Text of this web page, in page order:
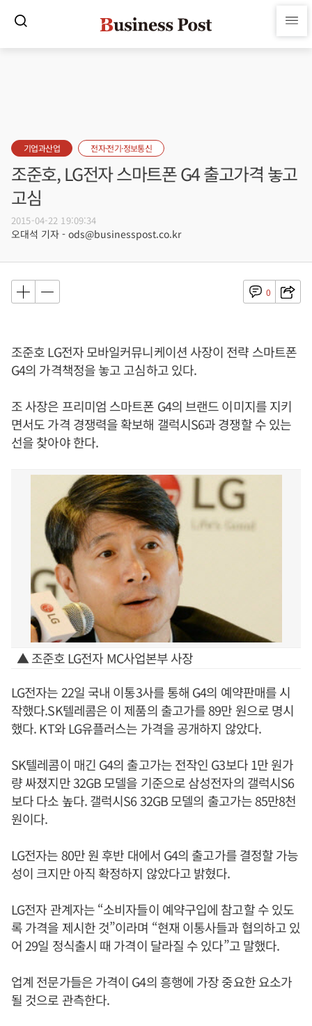
기업과산업 전자·전기·정보통신
조준호, LG전자 스마트폰 G4 출고가격 놓고
고심
2015-04-22 19:09:34
오대석 기자 - ods@businesspost.co.kr
0
조준호 LG전자 모바일커뮤니케이션 사장이 전략 스마트폰
G4의 가격책정을 놓고 고심하고 있다.
조 사장은 프리미엄 스마트폰 G4의 브랜드 이미지를 지키
면서도 가격 경쟁력을 확보해 갤럭시S6과 경쟁할 수 있는
선을 찾아야 한다.
▲ 조준호 LG전자 MC사업본부 사장
LG전자는 22일 국내 이통3사를 통해 G4의 예약판매를 시
작했다.SK텔레콤은 이 제품의 출고가를 89만 원으로 명시
했다. KT와 LG유플러스는 가격을 공개하지 않았다.
SK텔레콤이 매긴 G4의 출고가는 전작인 G3보다 1만 원가
량 싸졌지만 32GB 모델을 기준으로 삼성전자의 갤럭시S6
보다 다소 높다. 갤럭시S6 32GB 모델의 출고가는 85만8천
원이다.
LG전자는 80만 원 후반 대에서 G4의 출고가를 결정할 가능
성이 크지만 아직 확정하지 않았다고 밝혔다.
LG전자 관계자는 “소비자들이 예약구입에 참고할 수 있도
록 가격을 제시한 것”이라며 “현재 이통사들과 협의하고 있
어 29일 정식출시 때 가격이 달라질 수 있다”고 말했다.
업계 전문가들은 가격이 G4의 흥행에 가장 중요한 요소가
될 것으로 관측한다.